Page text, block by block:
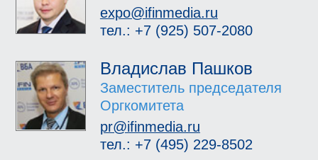
expo@ifinmedia.ru
тел.: +7 (925) 507-2080
Владислав Пашков
Заместитель председателя
Оргкомитета
pr@ifinmedia.ru
тел.: +7 (495) 229-8502